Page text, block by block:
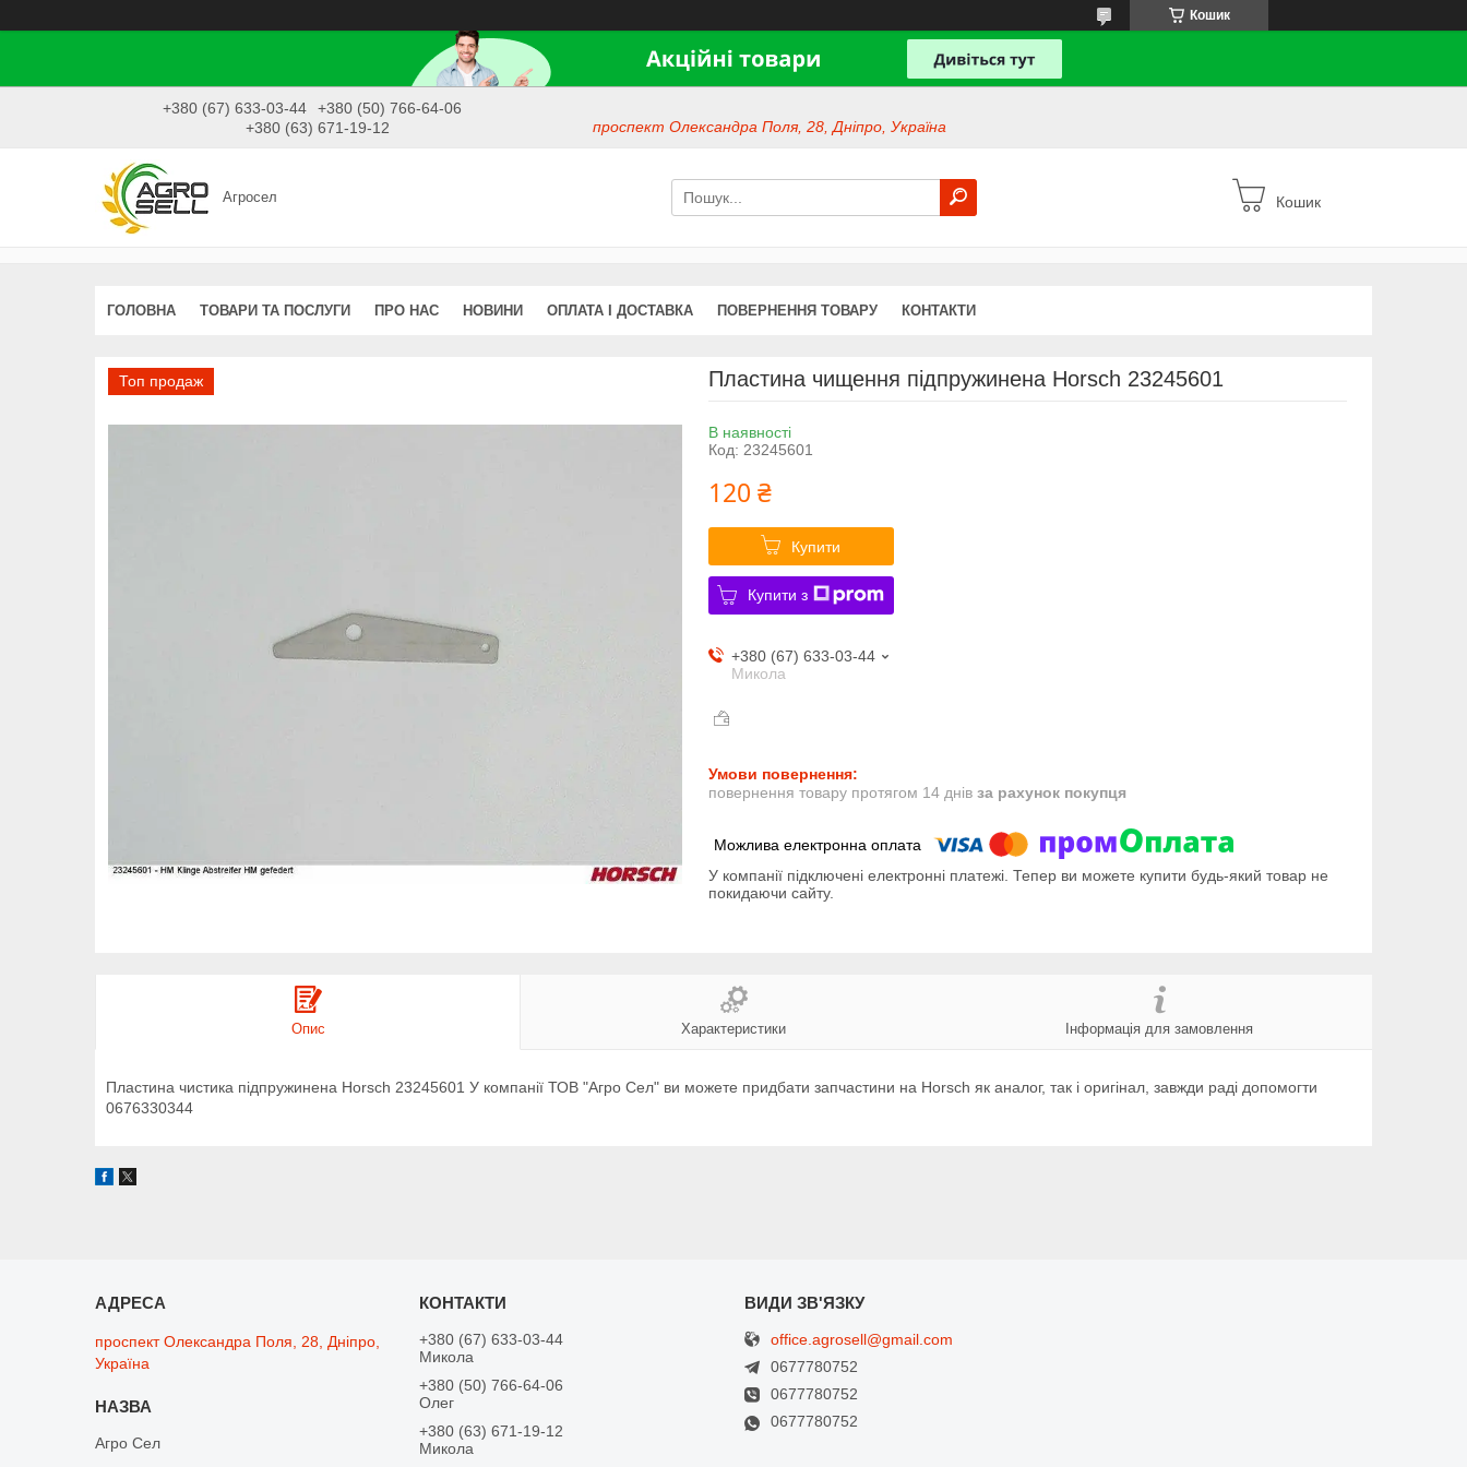
Кошик
+380 (67) 633-03-44
+380 (50) 766-64-06
+380 (63) 671-19-12
проспект Олександра Поля, 28, Дніпро, Україна
Агросел Кошик
ГОЛОВНА ТОВАРИ ТА ПОСЛУГИ ПРО НАС НОВИНИ ОПЛАТА І ДОСТАВКА ПОВЕРНЕННЯ ТОВАРУ КОНТАКТИ
Топ продаж Пластина чищення підпружинена Horsch 23245601
В наявності
Код: 23245601
120 ₴
Купити
Купити з
+380 (67) 633-03-44
Микола
повернення товару протягом 14 днів за рахунок покупця
У компанії підключені електронні платежі. Тепер ви можете купити будь-який товар не
покидаючи сайту.
Опис Характеристики Інформація для замовлення
Пластина чистика підпружинена Horsch 23245601 У компанії ТОВ "Агро Сел" ви можете придбати запчастини на Horsch як аналог, так і оригінал, завжди раді допомогти
0676330344
проспект Олександра Поля, 28, Дніпро,
Україна
Агро Сел
+380 (67) 633-03-44
Микола
+380 (50) 766-64-06
Олег
+380 (63) 671-19-12
Микола
office.agrosell@gmail.com
0677780752
0677780752
0677780752